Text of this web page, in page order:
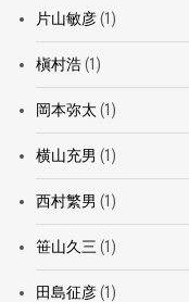
片山敏彦(1)
槇村浩(1)
岡本弥太 (1)
横山充男 (1)
西村繁男 (1)
笹山久三 (1)
田島征彦(1)